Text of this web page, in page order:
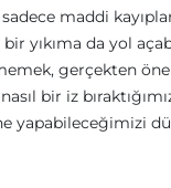
maddi
yıkıma da yol
gerçekten
bir iz
yapabileceğimizi